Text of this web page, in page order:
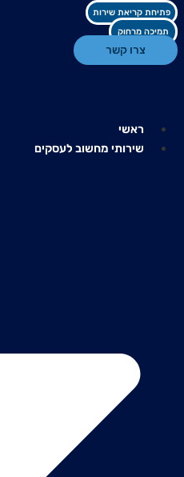
פתיחת קריאת שירות
תמיכה מרחוק
צרו קשר
ראשי
שירותי מחשוב לעסקים